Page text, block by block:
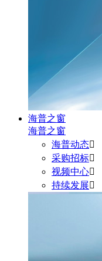
海普之窗
海普之窗
海普动态
采购招标
视频中心
持续发展